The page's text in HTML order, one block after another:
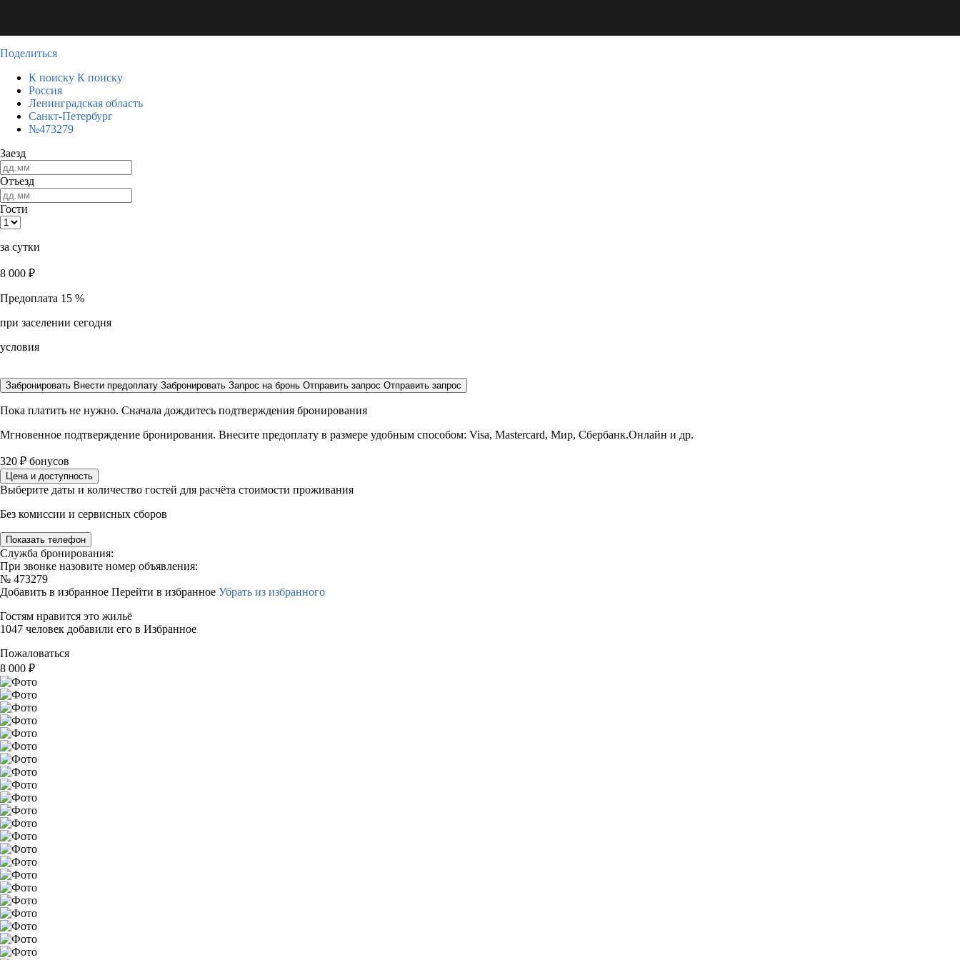
Поделиться
К поиску К поиску
Россия
Ленинградская область
Санкт-Петербург
№473279
Заезд
Отъезд
Гости
за сутки
8 000 ₽
Предоплата 15 %
при заселении сегодня
условия
Забронировать Внести предоплату Забронировать Запрос на бронь Отправить запрос Отправить запрос
Пока платить не нужно. Сначала дождитесь подтверждения бронирования
Мгновенное подтверждение бронирования. Внесите предоплату в размере удобным способом: Visa, Mastercard, Мир, Сбербанк.Онлайн и др.
320 ₽ бонусов
Цена и доступность
Выберите даты и количество гостей для расчёта стоимости проживания
Без комиссии и сервисных сборов
Показать телефон
Служба бронирования:
При звонке назовите номер объявления:
№ 473279
Добавить в избранное Перейти в избранное Убрать из избранного
Гостям нравится это жильё
1047 человек добавили его в Избранное
Пожаловаться
8 000 ₽